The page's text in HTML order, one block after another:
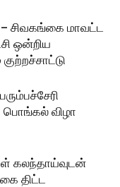
– சிவகங்கை மாவட்ட
ஒன்றிய
பொங்கல் விழா
கலந்தாய்வுடன்
திட்ட